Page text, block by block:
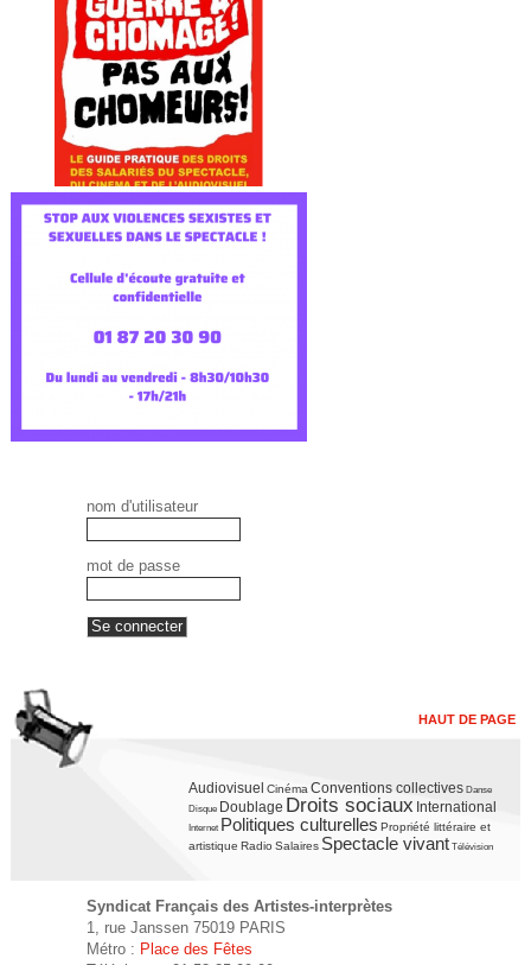
nom d'utilisateur
mot de passe
HAUT DE PAGE
Audiovisuel Cinéma Conventions collectives Danse
Disque Doublage Droits sociaux International
Internet Politiques culturelles Propriété littéraire et
artistique Radio Salaires Spectacle vivant Télévision
Syndicat Français des Artistes-interprètes
1, rue Janssen 75019 PARIS
Métro : Place des Fêtes